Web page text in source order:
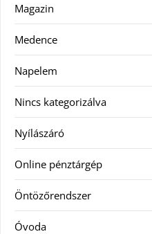
Magazin
Medence
Napelem
Nincs kategorizálva
Nyílászáró
Online pénztárgép
Öntözőrendszer
Óvoda